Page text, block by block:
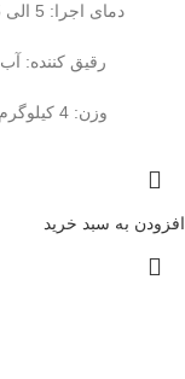
دمای اجرا: 5 الی 35
رقیق کننده: آب
وزن: 4 کیلوگرم
افزودن به سبد خرید